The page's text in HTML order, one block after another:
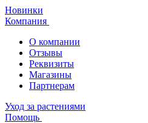
Новинки
Компания
О компании
Отзывы
Реквизиты
Магазины
Партнерам
Уход за растениями
Помощь